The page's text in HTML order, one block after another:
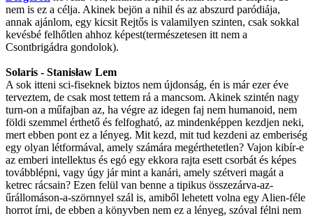
nem is ez a célja. Akinek bejön a nihil és az abszurd paródiája,
annak ajánlom, egy kicsit Rejtős is valamilyen szinten, csak sokkal
kevésbé felhőtlen ahhoz képest(természetesen itt nem a
Csontbrigádra gondolok).
Solaris - Stanisław Lem
A sok itteni sci-fiseknek biztos nem újdonság, én is már ezer éve
terveztem, de csak most tettem rá a mancsom. Akinek szintén nagy
turn-on a műfajban az, ha végre az idegen faj nem humanoid, nem
földi szemmel érthető és felfogható, az mindenképpen kezdjen neki,
mert ebben pont ez a lényeg. Mit kezd, mit tud kezdeni az emberiség
egy olyan létformával, amely számára megérthetetlen? Vajon kibír-e
az emberi intellektus és egó egy ekkora rajta esett csorbát és képes
továbblépni, vagy úgy jár mint a kanári, amely szétveri magát a
ketrec rácsain? Ezen felül van benne a tipikus összezárva-az-
űrállomáson-a-szörnnyel szál is, amiből lehetett volna egy Alien-féle
horrot írni, de ebben a könyvben nem ez a lényeg, szóval félni nem